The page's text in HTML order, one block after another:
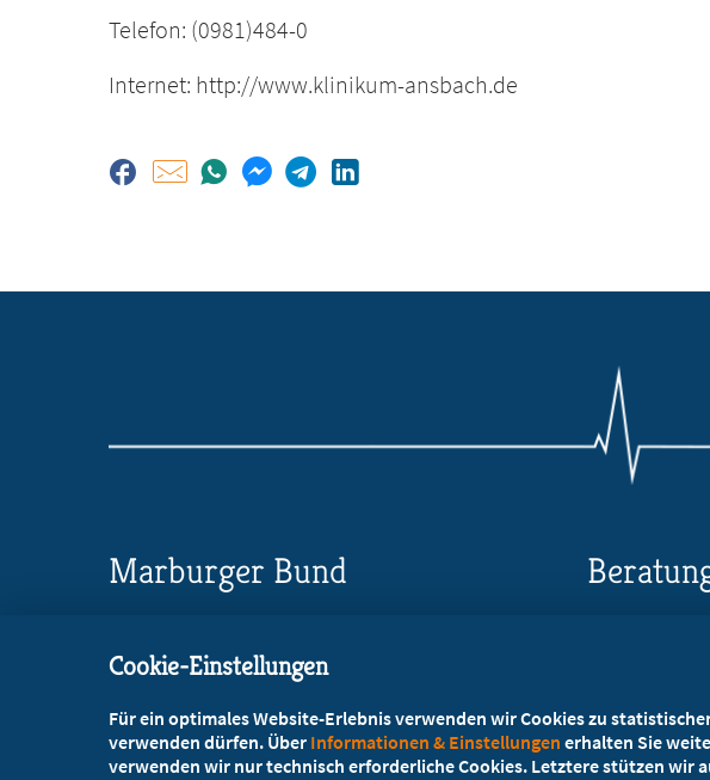
Telefon: (0981)484-0
Internet: http://www.klinikum-ansbach.de
Marburger Bund
Bavariaring 42, 80336 München
+49 89 4520501-0
+49 89 4520501-10
Cookie-Einstellungen
Für ein optimales Website-Erlebnis verwenden wir Cookies zu
verwenden dürfen. Über Informationen & Einstellungen erhalten Sie
verwenden wir nur technisch erforderliche Cookies. Letztere stützen wir